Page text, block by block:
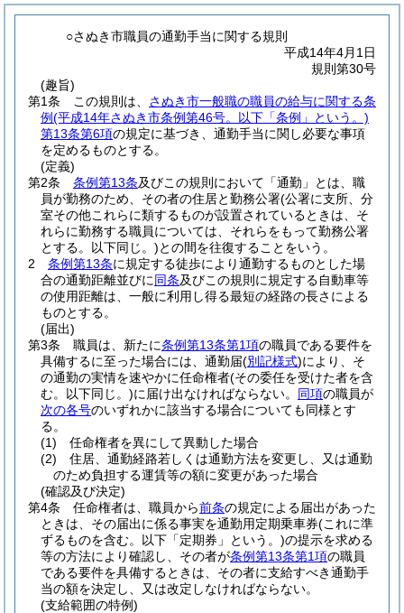
○さぬき市職員の通勤手当に関する規則
平成14年4月1日
規則第30号
(趣旨)
第1条
この規則は、 さぬき市一般職の職員の給与に関する条
例(平成14年さぬき市条例第46号。以下「条例」という。)
第13条第6項の規定に基づき、通勤手当に関し必要な事項
を定めるものとする。
(定義)
第2条
条例第13条及びこの規則において「通勤」とは、職
員が勤務のため、その者の住居と勤務公署(公署に支所、分
室その他これらに類するものが設置されているときは、そ
れらに勤務する職員については、それらをもって勤務公署
とする。以下同じ。)との間を往復することをいう。
2
条例第13条に規定する徒歩により通勤するものとした場
合の通勤距離並びに同条及びこの規則に規定する自動車等
の使用距離は、一般に利用し得る最短の経路の長さによる
ものとする。
(届出)
第3条
職員は、新たに条例第13条第1項の職員である要件を
具備するに至った場合には、通勤届(別記様式)により、そ
の通勤の実情を速やかに任命権者(その委任を受けた者を含
む。以下同じ。)に届け出なければならない。 同項の職員が
次の各号のいずれかに該当する場合についても同様とす
る。
(1)
任命権者を異にして異動した場合
(2)
住居、通勤経路若しくは通勤方法を変更し、又は通勤
のため負担する運賃等の額に変更があった場合
(確認及び決定)
第4条
任命権者は、職員から前条の規定による届出があった
ときは、その届出に係る事実を通勤用定期乗車券(これに準
ずるものを含む。以下「定期券」という。)の提示を求める
等の方法により確認し、その者が条例第13条第1項の職員
である要件を具備するときは、その者に支給すべき通勤手
当の額を決定し、又は改定しなければならない。
(支給範囲の特例)